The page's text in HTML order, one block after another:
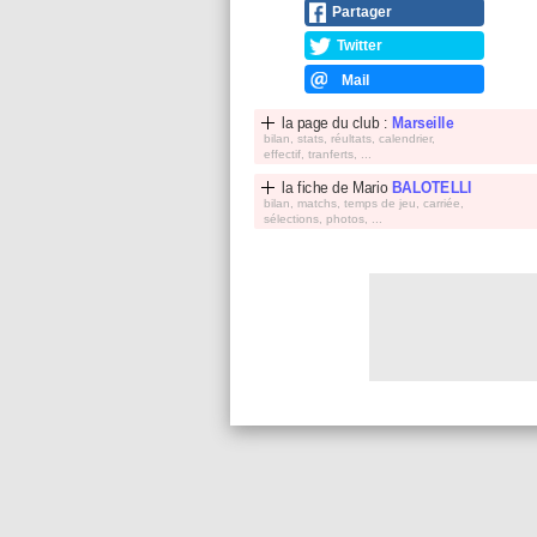
Partager
Twitter
Mail
la page du club : Marseille
bilan, stats, réultats, calendrier,
effectif, tranferts, ...
la fiche de Mario BALOTELLI
bilan, matchs, temps de jeu, carriée,
sélections, photos, ...